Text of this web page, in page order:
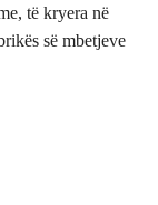
të kryera në
së mbetjeve